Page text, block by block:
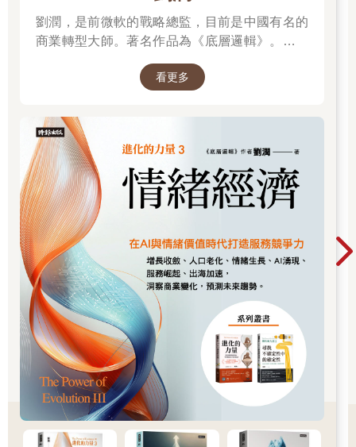
來，方便有需要時隨時取用，想必會過得很自由吧。因此，我總
是對人說：「想活得自由，就記錄吧。」
點），以利每天持續成長，獲得自由的人生。成為記錄型人類其
實不簡單，你必須再三體驗紀錄的各種功效，包含前述的成長與
知道方法卻不實踐，什麼都不會改變。最愚蠢的期待，莫過於以
為自己領悟了就會改變。現在的你，充其量只能算是站在起跑線
上。成就，是身體記憶與實現勇氣的產物。養成習慣、持續實
踐，從過程中獲得一點快樂，才能走上成功的道路。別再錯過找
上門的機會，讓自己獲得成長與自由吧。
抓住消散的知識
這是四十年前的事了。退伍後，我決定重回校園。復學前三個
月，我每天花十八個小時讀書，努力想追上落後的進度。各位想
想，一天花十八個小時讀書，有可能一無所獲嗎？第一個星期可
說收穫良多，我讀完了十五篇左右的論文，也看完了兩本書。
但問題是，以這種方式學到的東西無法長久。幾天後，我逐漸淡
忘看過的內容，最終忘得一乾二淨。儘管我不斷把知識填進腦
海，它們還是像竹籃裡的水一樣嘩嘩流乾。
那時我才意識到，即使動作會變得比較慢，還是要充分利用時
間，好好把東西記起來。於是，我開始記錄。閱讀論文或書籍
時，我都會標記重點，在空白處寫上關鍵字。每次結束一個章
節，便把記在腦海中的重點寫在便條紙上。讀完一整本書後，再
劉潤，是前微軟的戰略總監，目前是中國有名的
商業轉型大師。著名作品為《底層邏輯》。唯有
的世界中，認清所有真相！
看更多